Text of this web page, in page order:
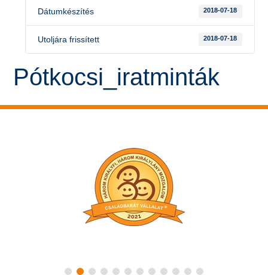
Dátumkészítés 2018-07-18
Utoljára frissített 2018-07-18
Pótkocsi_iratminták